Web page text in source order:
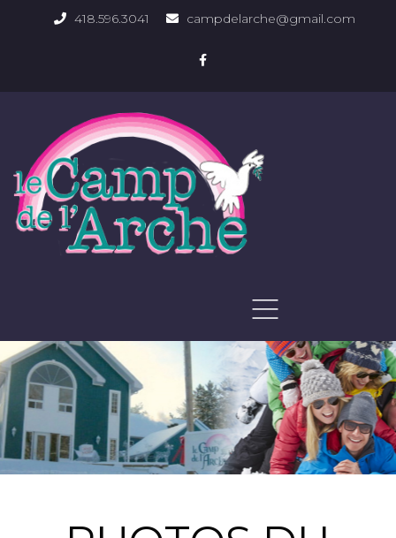
418.596.3041 campdelarche@gmail.com
PHOTOS DU DOMAINE